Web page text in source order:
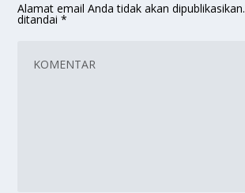
Alamat email Anda tidak akan dipublikasikan.
ditandai*